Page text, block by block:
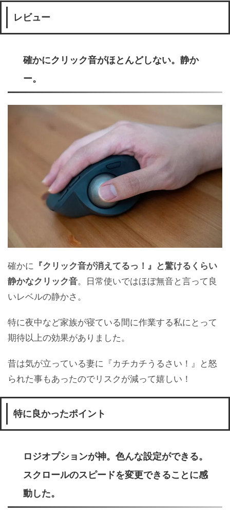
レビュー
確かにクリック音がほとんどしない。静か
ー。
確かに 『クリック音が消えてるっ！』と驚けるくらい
静かなクリック音。日常使いではほぼ無音と言って良
いレベルの静かさ。
特に夜中など家族が寝ている間に作業する私にとって
期待以上の効果がありました。
昔は気が立っている妻に『カチカチうるさい！』と怒
られた事もあったのでリスクが減って嬉しい！
特に良かったポイント
ロジオプションが神。色んな設定ができる。
スクロールのスピードを変更できることに感
動した。